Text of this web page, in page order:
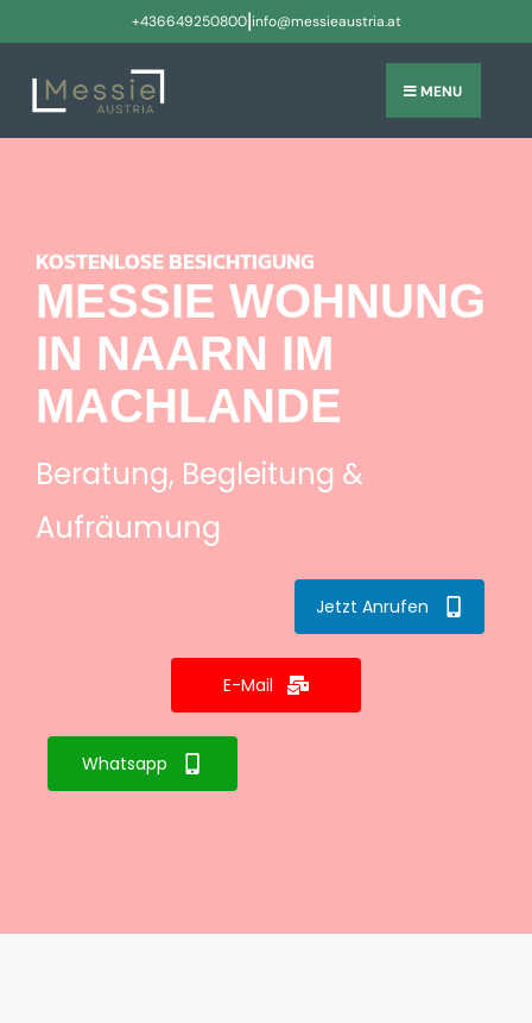
+436649250800|info@messieaustria.at
MENU
KOSTENLOSE BESICHTIGUNG
MESSIE WOHNUNG
IN NAARN IM
MACHLANDE
Beratung, Begleitung &
Aufräumung
Jetzt Anrufen
E-Mail
Whatsapp